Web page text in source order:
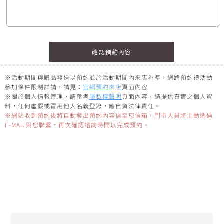
※活動期間與贈品發送以預約並於活動期間內來店為準，網路預約禮活動
參加條件限制詳請，請見： 官網預約來店頁面內容
※關於個人情報管理，請參考隱私權聲明頁面內容，請提供真實之個人資
料，任何虛假或冒用他人名義登錄，應自負法律責任。
※網站收到預約後將自動發出預約內容信至您信箱，門市人員將主動透過
E-MAIL與您聯繫，再次確認諮詢時間以完成預約。